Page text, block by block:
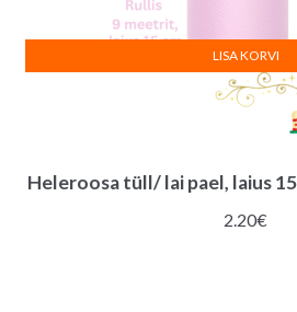
Heleroosa tüll/ lai pael, laius
2.20€
LISA KORVI